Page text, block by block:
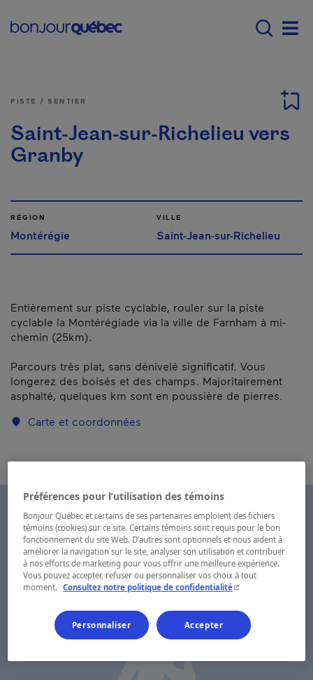
Main navigation -
PISTE / SENTIER
Saint-Jean-sur-Richelieu vers
Granby
RÉGION
Montérégie
VILLE
Saint-Jean-sur-Richelieu
Entièrement sur piste cyclable, rouler sur la piste
cyclable la Montérégiade via la ville de Farnham à mi-
chemin (25km).
Parcours très plat, sans dénivelé significatif. Vous
longerez des boisés et des champs. Majoritairement
asphalté, quelques km sont en poussière de pierres.
Carte et coordonnées
Préférences pour l’utilisation des témoins
Bonjour Québec et certains de ses partenaires emploient des fichiers
témoins (cookies) sur ce site. Certains témoins sont requis pour le bon
fonctionnement du site Web. D’autres sont optionnels et nous aident à
améliorer la navigation sur le site, analyser son utilisation et contribuer
à nos efforts de marketing pour vous offrir une meilleure expérience.
Vous pouvez accepter, refuser ou personnaliser vos choix à tout
moment.
Consultez notre politique de confidentialité- Cet hyperlien
Personnaliser Accepter